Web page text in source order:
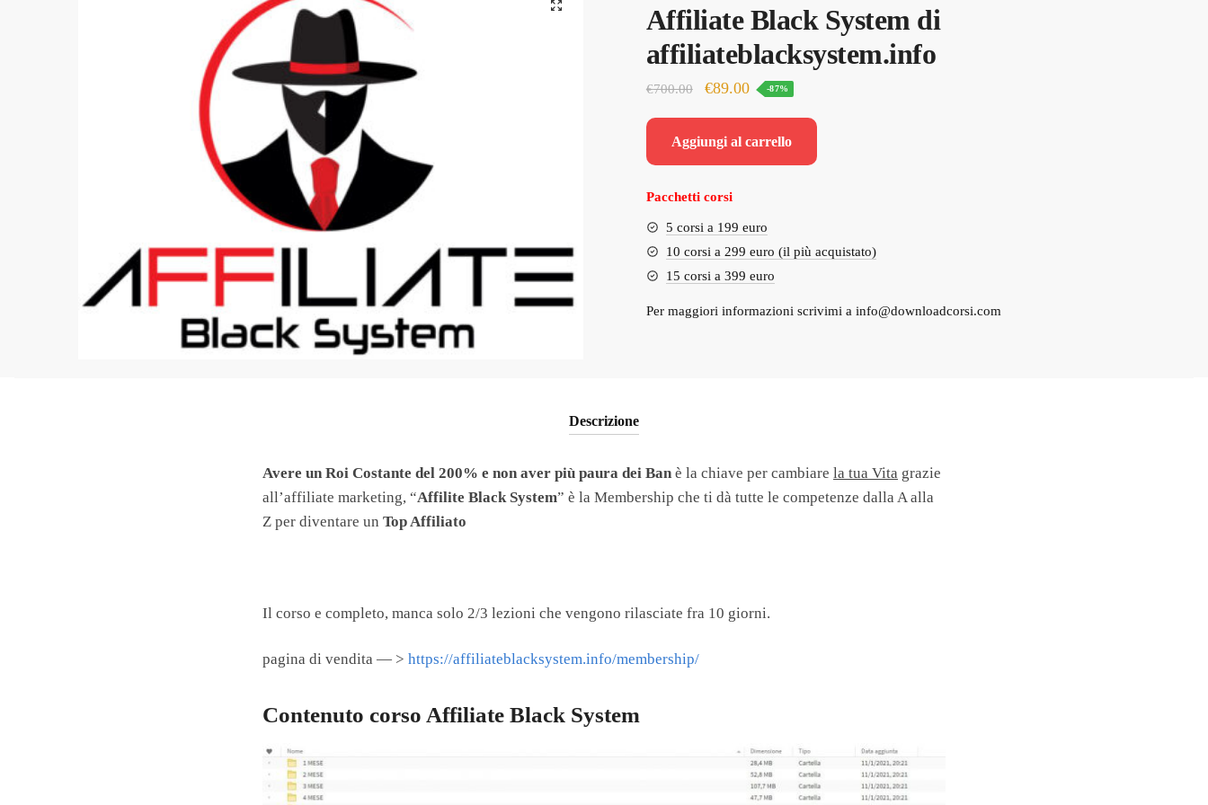
🔍
Affiliate Black System di
affiliateblacksystem.info
€700.00
Il
originale
era:
€700.00.
€89.00Il
attuale
è:
-87%
Aggiungi al carrello
Pacchetti corsi
5 corsi a 199 euro
10 corsi a 299 euro (il più acquistato)
15 corsi a 399 euro
Per maggiori informazioni scrivimi a info@downloadcorsi.com
Descrizione
Avere un Roi Costante del 200% e non aver più paura dei Ban è la chiave per cambiarela tua Vita grazie
all’affiliate marketing, “Affilite Black System” è la Membership che ti dà tutte le competenze dalla A alla
Z per diventare unTop Affiliato
Il corso e completo, manca solo 2/3 lezioni che vengono rilasciate fra 10 giorni.
pagina di vendita — >https://affiliateblacksystem.info/membership/
Contenuto corso Affiliate Black System